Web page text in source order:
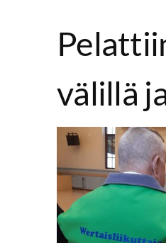
välillä